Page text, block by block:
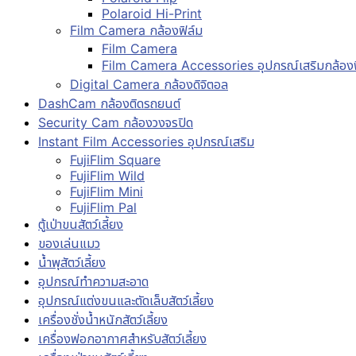
Polaroid Hi-Print
Film Camera กล้องฟิล์ม
Film Camera
Film Camera Accessories อุปกรณ์เสริมกล้อ
Digital Camera กล้องดิจิตอล
DashCam กล้องติดรถยนต์
Security Cam กล้องวงจรปิด
Instant Film Accessories อุปกรณ์เสริม
FujiFlim Square
FujiFlim Wild
FujiFlim Mini
FujiFlim Pal
ตู้เป่าขนสัตว์เลี้ยง
ของเล่นแมว
น้ำพุสัตว์เลี้ยง
อุปกรณ์ทำความสะอาด
อุปกรณ์แต่งขนและตัดเล็บสัตว์เลี้ยง
เครื่องชั่งน้ำหนักสัตว์เลี้ยง
เครื่องฟอกอากาศสำหรับสัตว์เลี้ยง